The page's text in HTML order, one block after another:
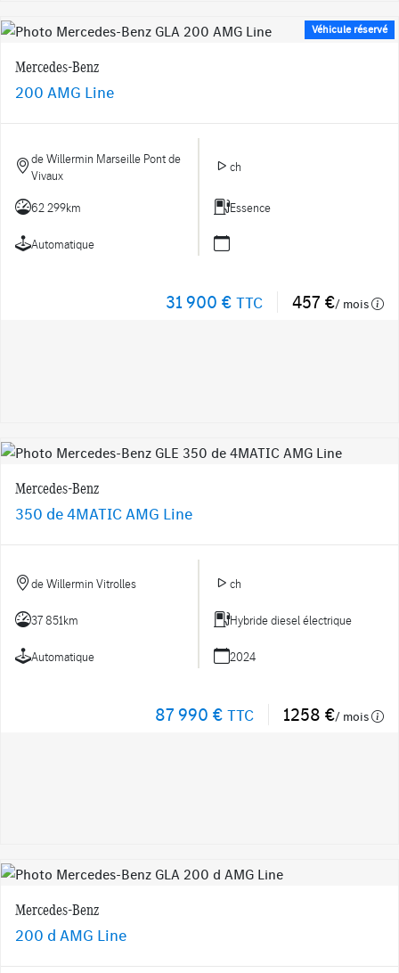
Véhicule réservé
Mercedes-Benz
200 AMG Line
de Willermin Marseille Pont de
Vivaux
ch
62 299km Essence
Automatique
31 900 € TTC 457 €/ mois
Mercedes-Benz
350 de 4MATIC AMG Line
de Willermin Vitrolles ch
37 851km Hybride diesel électrique
Automatique 2024
87 990 € TTC 1258 €/ mois
Mercedes-Benz
200 d AMG Line